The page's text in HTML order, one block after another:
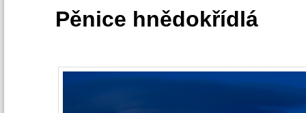
Pěnice hnědokřídlá